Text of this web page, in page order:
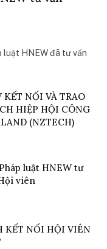
luật HNEW đã tư vấn
NỐI VÀ TRAO
HIỆP HỘI CÔNG
(NZTECH)
luật HNEW tư
viên
KẾT NỐI HỘI VIÊN